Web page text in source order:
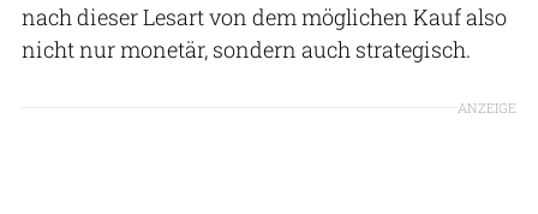
nach dieser Lesart von dem möglichen Kauf also
nicht nur monetär, sondern auch strategisch.
ANZEIGE